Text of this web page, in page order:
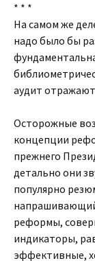
* * *
На самом же
надо было бы
аудит
Осторожные
концепции
прежнего
детально они
популярно
реформы,
индикаторы,
эффективные,